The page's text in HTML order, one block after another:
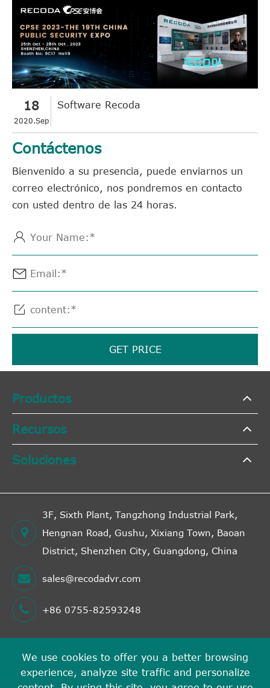
18
2020.Sep
Software Recoda
Contáctenos
Bienvenido a su presencia, puede enviarnos un
correo electrónico, nos pondremos en contacto
con usted dentro de las 24 horas.



GET PRICE
Productos
Recursos
Soluciones
3F, Sixth Plant, Tangzhong Industrial Park,
Hengnan Road, Gushu, Xixiang Town, Baoan
District, Shenzhen City, Guangdong, China
sales@recodadvr.com
+86 0755-82593248
Derechos DE AUTOR©
Shenzhen RECODA Technologies LimitedTodos los
We use cookies to offer you a better browsing
experience, analyze site traffic and personalize